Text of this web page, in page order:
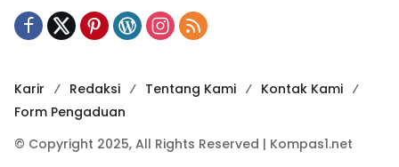
Karir Redaksi Tentang Kami
Kontak Kami
Form Pengaduan
© Copyright 2025, All Rights Reserved | Kompas1.net